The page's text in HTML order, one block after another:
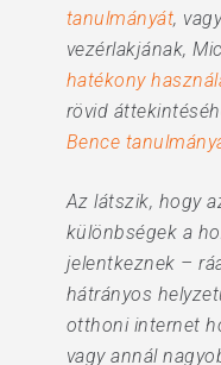
tanulmányát,
vezérlakjának,
hatékony
rövid
Bence
Az látszik, hogy
különbségek a
jelentkeznek –
hátrányos
otthoni internet
vagy annál